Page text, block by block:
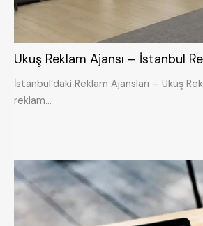
Ukuş Reklam Ajansı – İstanbul
İstanbul’daki Reklam Ajansları – Ukuş
reklam…